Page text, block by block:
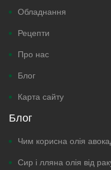
Обладнання
Рецепти
Про нас
Блог
Карта сайту
Блог
Чим корисна олія
Сир і лляна олія від